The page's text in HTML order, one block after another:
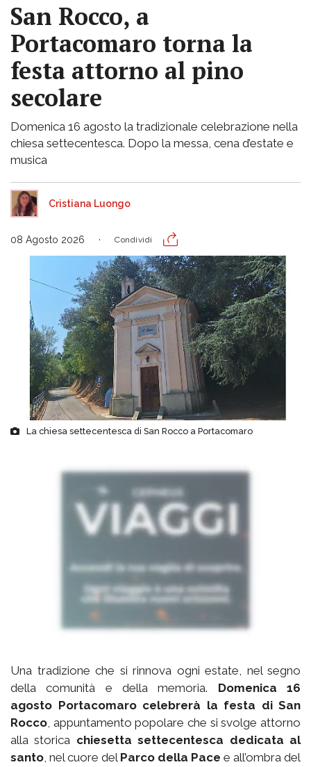
San Rocco, a
Portacomaro torna la
festa attorno al pino
secolare
Domenica 16 agosto la tradizionale celebrazione nella
chiesa settecentesca. Dopo la messa, cena d’estate e
musica
Cristiana Luongo
08 Agosto 2026 Condividi
La chiesa settecentesca di San Rocco a Portacomaro
Una tradizione che si rinnova ogni estate, nel segno
della comunità e della memoria. Domenica 16
agosto Portacomaro celebrerà la festa di San
Rocco, appuntamento popolare che si svolge attorno
alla storica chiesetta settecentesca dedicata al
santo, nel cuore del Parco della Pace e all’ombra del